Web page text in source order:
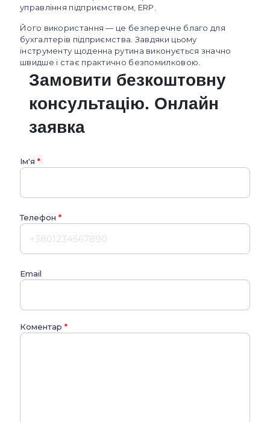
управління підприємством, ERP.
Його використання — це безперечне благо для
бухгалтерів підприємства. Завдяки цьому
інструменту щоденна рутина виконується значно
швидше і стає практично безпомилковою.
Замовити безкоштовну
консультацію. Онлайн
заявка
Ім'я *
Телефон *
Email
Коментар *